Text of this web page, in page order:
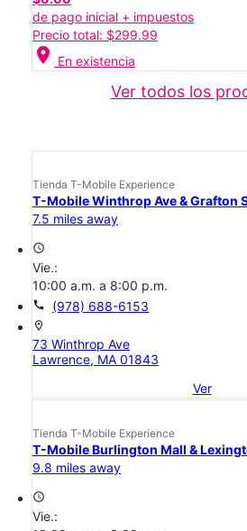
de pago inicial + impuestos
Precio total: $299.99
location_on En existencia
Ver todos los
Tienda T-Mobile Experience
T-Mobile Winthrop Ave & Grafton
7.5 miles away
access_time
Vie.:
10:00 a.m. a 8:00 p.m.
call (978) 688-6153
location_on
73 Winthrop Ave
Lawrence, MA 01843
Ver
Tienda T-Mobile Experience
T-Mobile Burlington Mall &
9.8 miles away
access_time
Vie.: